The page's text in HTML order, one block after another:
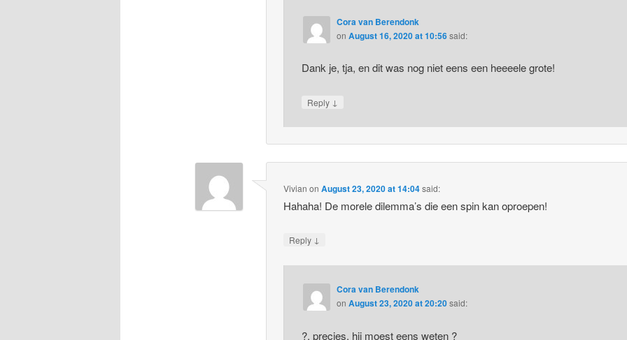
Cora van Berendonk
on August 16, 2020 at 10:56said:
Dank je, tja, en dit was nog niet eens een heeeele grote!
Reply ↓
Vivian onAugust 23, 2020 at 14:04said:
Hahaha! De morele dilemma’s die een spin kan oproepen!
Reply ↓
Cora van Berendonk
on August 23, 2020 at 20:20said:
?, precies, hij moest eens weten ?